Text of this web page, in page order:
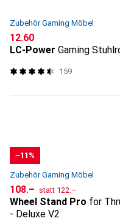
Zubehör Gaming Möbel
CHF
12.60
LC-Power Gaming
159
−11%
Zubehör Gaming Möbel
CHF
108.– statt CHF
122.–
Wheel Stand Pro for
- Deluxe V2